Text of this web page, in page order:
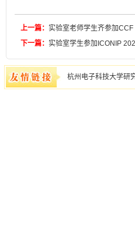
上一篇： 实验室老师学生齐参加
下一篇： 实验室学生参加ICONIP
杭州电子科技大学研